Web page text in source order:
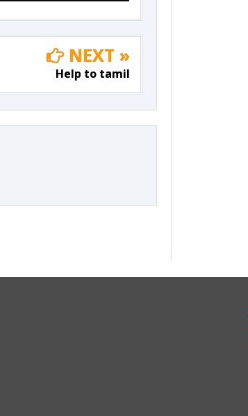
NEXT »
Help to tamil